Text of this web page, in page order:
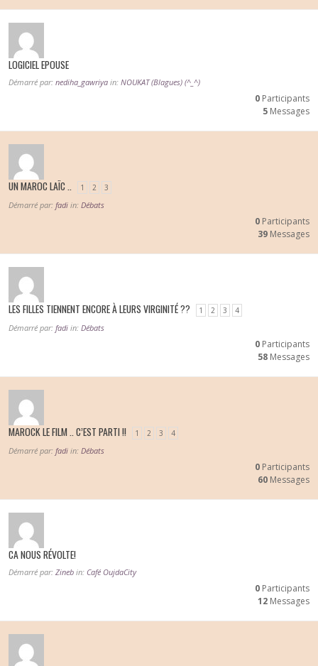
LOGICIEL EPOUSE
Démarré par: nediha_gawriya in: NOUKAT (Blagues) (^_^)
0 Participants
5 Messages
UN MAROC LAÏC .. 1 2 3
Démarré par: fadi in: Débats
0 Participants
39 Messages
LES FILLES TIENNENT ENCORE À LEURS VIRGINITÉ ?? 1 2 3 4
Démarré par: fadi in: Débats
0 Participants
58 Messages
MAROCK LE FILM .. C’EST PARTI !! 1 2 3 4
Démarré par: fadi in: Débats
0 Participants
60 Messages
CA NOUS RÉVOLTE!
Démarré par: Zineb in: Café OujdaCity
0 Participants
12 Messages